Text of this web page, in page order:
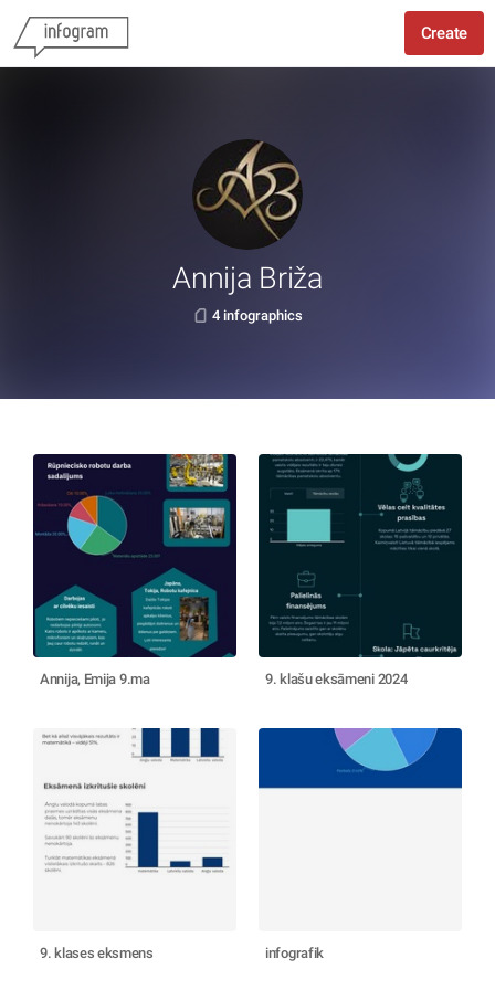
Create
Annija Briža
4 infographics
Annija, Emija 9.ma 9. klašu eksāmeni 2024
9. klases eksmens infografik